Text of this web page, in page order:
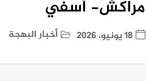
مراكش- آسفي
18 يونيو، 2026 أخبار البهجة